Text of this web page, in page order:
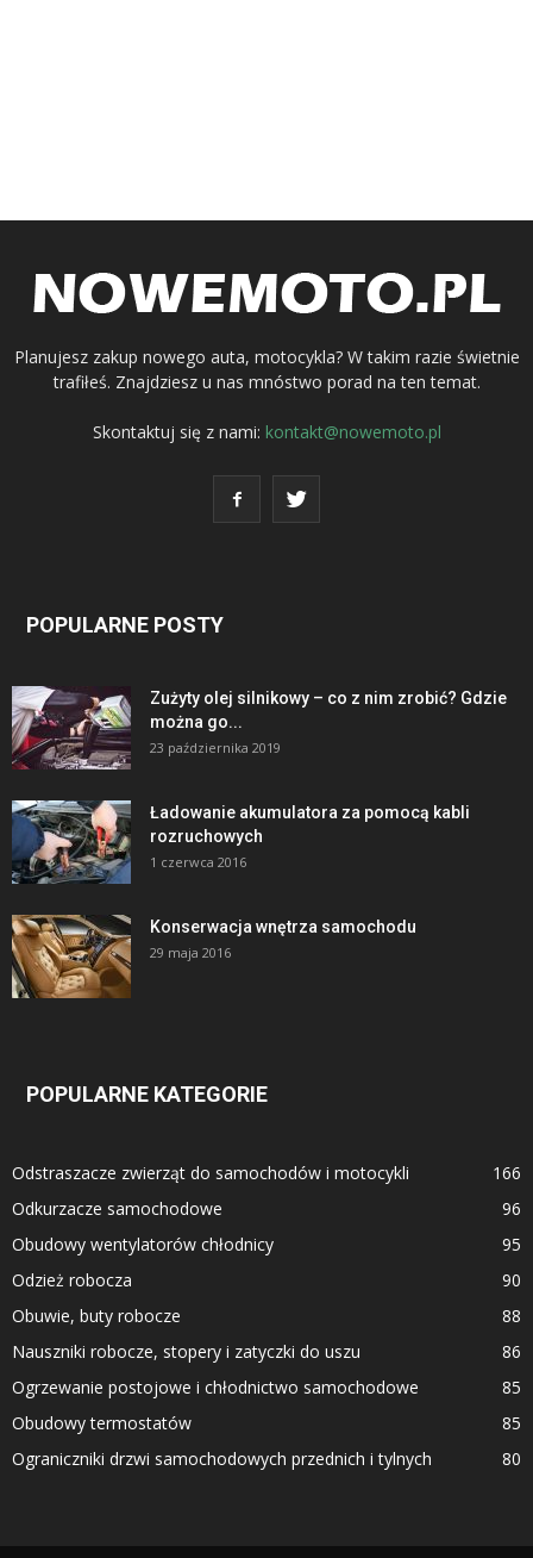
Planujesz zakup nowego auta, motocykla? W takim razie świetnie
trafiłeś. Znajdziesz u nas mnóstwo porad na ten temat.
Skontaktuj się z nami: kontakt@nowemoto.pl
POPULARNE POSTY
Zużyty olej silnikowy – co z nim zrobić? Gdzie
można go...
23 października 2019
Ładowanie akumulatora za pomocą kabli
rozruchowych
1 czerwca 2016
Konserwacja wnętrza samochodu
29 maja 2016
POPULARNE KATEGORIE
Odstraszacze zwierząt do samochodów i motocykli
166
Odkurzacze samochodowe
96
Obudowy wentylatorów chłodnicy
95
Odzież robocza
90
Obuwie, buty robocze
88
Nauszniki robocze, stopery i zatyczki do uszu
86
Ogrzewanie postojowe i chłodnictwo samochodowe
85
Obudowy termostatów
85
Ograniczniki drzwi samochodowych przednich i tylnych
80